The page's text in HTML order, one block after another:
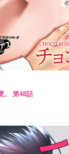
。 第48話